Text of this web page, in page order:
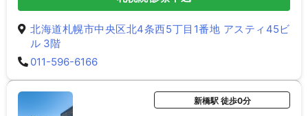
北海道札幌市中央区北4条西5丁目1番地 アスティ45ビ
ル 3階
011-596-6166
新橋駅 徒歩0分